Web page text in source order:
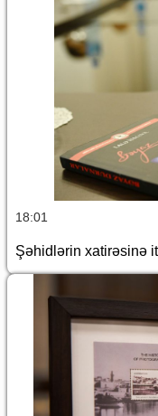
18:01
Şəhidlərin xatirəsinə